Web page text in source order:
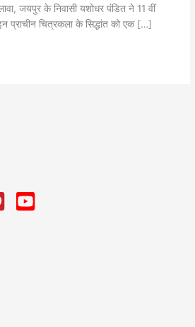
जयपुर के निवासी यशोधर पंडित ने 11 वीं
प्राचीन चित्रकला के सिद्धांत को एक […]